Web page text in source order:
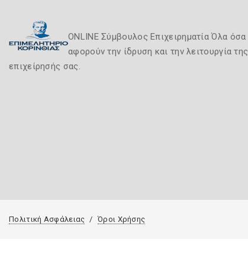
ONLINE Σύμβουλος Επιχειρηματία Όλα όσα
αφορούν την ίδρυση και την λειτουργία της
επιχείρησής σας.
Πολιτική Ασφάλειας Όροι Χρήσης